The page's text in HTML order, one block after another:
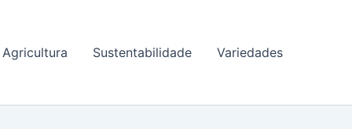
Agricultura Sustentabilidade Variedades